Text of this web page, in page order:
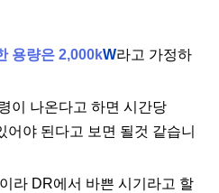
용량은 2,000kW라고 가정하
이 나온다고 하면 시간당
어야 된다고 보면 될것 같습니
라 DR에서 바쁜 시기라고 할